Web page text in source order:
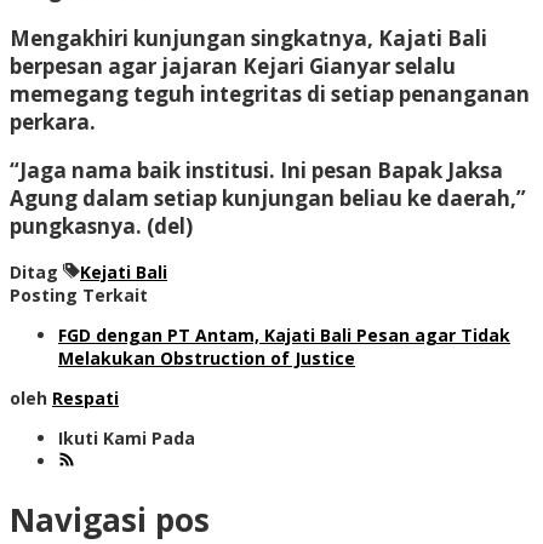
Mengakhiri kunjungan singkatnya, Kajati Bali
berpesan agar jajaran Kejari Gianyar selalu
memegang teguh integritas di setiap penanganan
perkara.
“Jaga nama baik institusi. Ini pesan Bapak Jaksa
Agung dalam setiap kunjungan beliau ke daerah,”
pungkasnya. (del)
Ditag
Kejati Bali
Posting Terkait
FGD dengan PT Antam, Kajati Bali Pesan agar Tidak
Melakukan Obstruction of Justice
oleh Respati
Ikuti Kami Pada
Navigasi pos